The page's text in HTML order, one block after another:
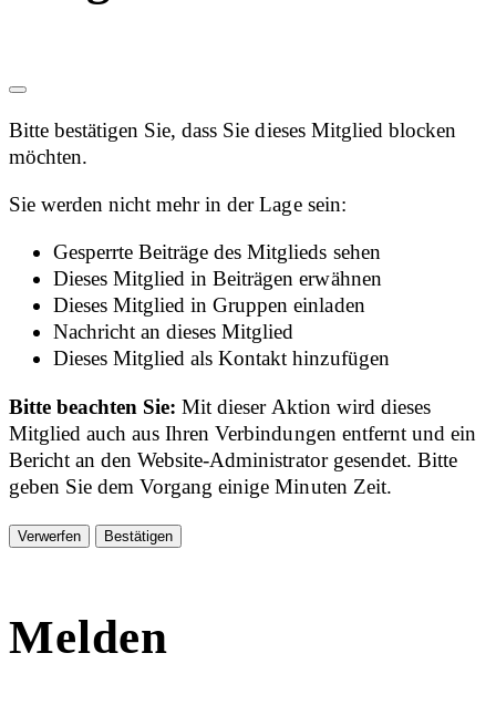
Bitte bestätigen Sie, dass Sie dieses Mitglied blocken
möchten.
Sie werden nicht mehr in der Lage sein:
Gesperrte Beiträge des Mitglieds sehen
Dieses Mitglied in Beiträgen erwähnen
Dieses Mitglied in Gruppen einladen
Nachricht an dieses Mitglied
Dieses Mitglied als Kontakt hinzufügen
Bitte beachten Sie:Mit dieser Aktion wird dieses
Mitglied auch aus Ihren Verbindungen entfernt und ein
Bericht an den Website-Administrator gesendet. Bitte
geben Sie dem Vorgang einige Minuten Zeit.
Bestätigen
Melden